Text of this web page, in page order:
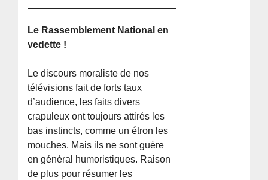
Le Rassemblement National en
vedette !
Le discours moraliste de nos
télévisions fait de forts taux
d’audience, les faits divers
crapuleux ont toujours attirés les
bas instincts, comme un étron les
mouches. Mais ils ne sont guère
en général humoristiques. Raison
de plus pour résumer les